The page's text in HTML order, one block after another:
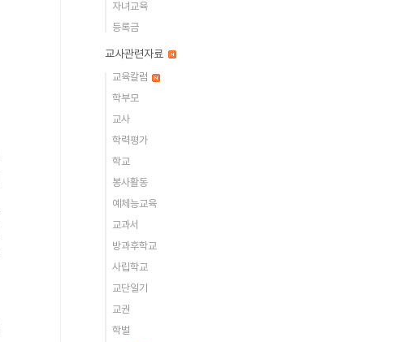
자녀교육
등록금
교사관련자료
교육칼럼
학부모
교사
학력평가
학교
봉사활동
예체능교육
교과서
방과후학교
사립학교
교단일기
교권
학벌